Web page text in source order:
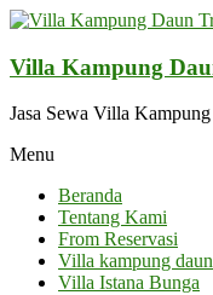
Lompat
konten
Villa Kampung
Jasa Sewa Villa
Menu
Beranda
Tentang Kami
From Reservasi
Villa kampung
Villa Istana Bunga